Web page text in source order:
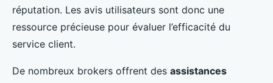
réputation. Les avis utilisateurs sont donc une
ressource précieuse pour évaluer l’efficacité du
service client.
De nombreux brokers offrent des assistances